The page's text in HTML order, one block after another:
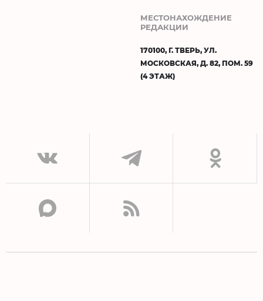
МЕСТОНАХОЖДЕНИЕ
РЕДАКЦИИ
170100, Г. ТВЕРЬ, УЛ.
МОСКОВСКАЯ, Д. 82, ПОМ. 59
(4 ЭТАЖ)